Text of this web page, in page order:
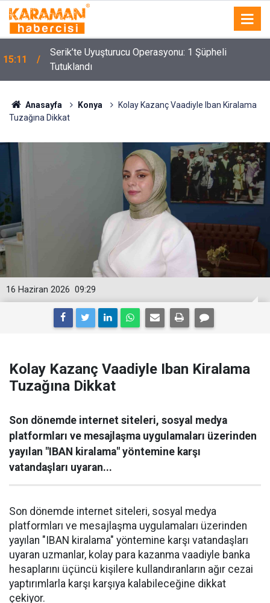
15:11
Serik’te Uyuşturucu Operasyonu: 1 Şüpheli
Tutuklandı
Anasayfa Konya
Kolay Kazanç Vaadiyle Iban Kiralama
Tuzağına Dikkat
09:29
16 Haziran 2026
Kolay Kazanç Vaadiyle Iban Kiralama
Tuzağına Dikkat
Son dönemde internet siteleri, sosyal medya
platformları ve mesajlaşma uygulamaları üzerinden
yayılan "IBAN kiralama" yöntemine karşı
vatandaşları uyaran...
Son dönemde internet siteleri, sosyal medya
platformları ve mesajlaşma uygulamaları üzerinden
yayılan "IBAN kiralama" yöntemine karşı vatandaşları
uyaran uzmanlar, kolay para kazanma vaadiyle banka
hesaplarını üçüncü kişilere kullandıranların ağır cezai
yaptırımlarla karşı karşıya kalabileceğine dikkat
çekiyor.